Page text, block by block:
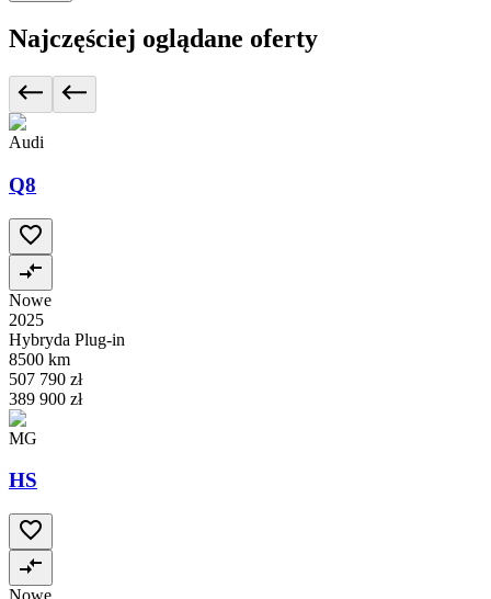
Najczęściej oglądane oferty
Audi
Q8
Nowe
2025
Hybryda Plug-in
8500 km
507 790 zł
389 900 zł
MG
HS
Nowe